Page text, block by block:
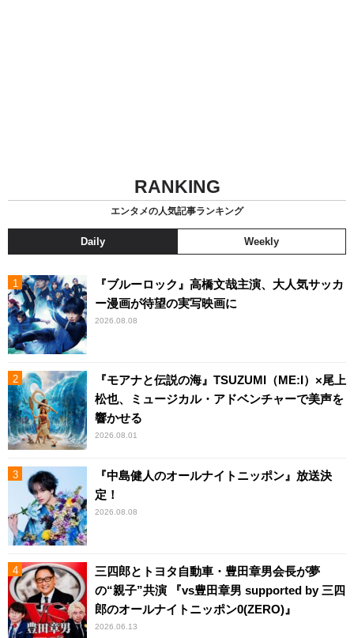
RANKING
エンタメの人気記事ランキング
Daily Weekly
『ブルーロック』高橋文哉主演、大人気サッカ
ー漫画が待望の実写映画に
2026.08.08
『モアナと伝説の海』TSUZUMI（ME:I）×尾上
松也、ミュージカル・アドベンチャーで美声を
響かせる
2026.08.01
『中島健人のオールナイトニッポン』放送決
定！
2026.08.08
三四郎とトヨタ自動車・豊田章男会長が夢
の“親子”共演 『vs豊田章男 supported by 三四
郎のオールナイトニッポン0(ZERO)』
2026.06.13